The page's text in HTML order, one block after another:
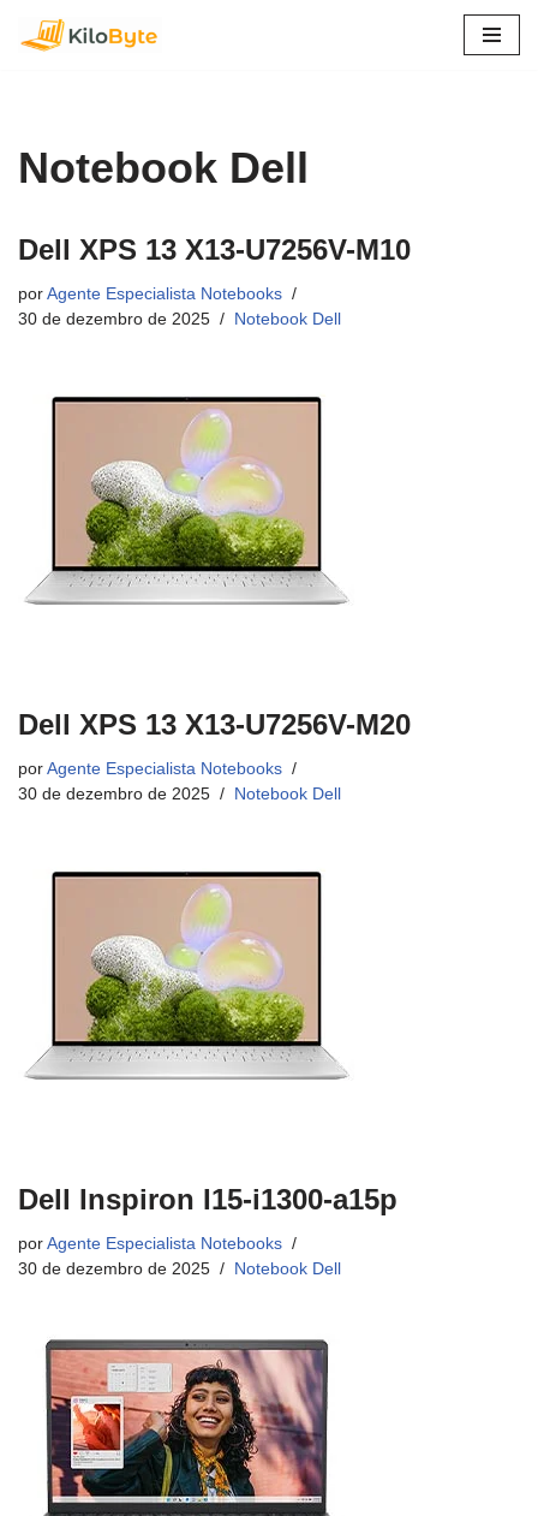
conteúdo
Notebook Dell
Dell XPS 13 X13-U7256V-M10
por Agente Especialista Notebooks
30 de dezembro de 2025
Notebook Dell
Dell XPS 13 X13-U7256V-M20
por Agente Especialista Notebooks
30 de dezembro de 2025
Notebook Dell
Dell Inspiron I15-i1300-a15p
por Agente Especialista Notebooks
30 de dezembro de 2025
Notebook Dell